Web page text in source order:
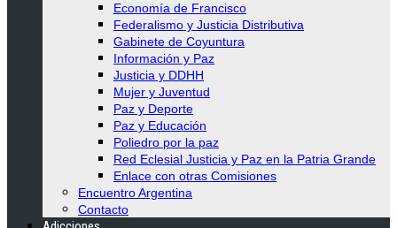
Economía de Francisco
Federalismo y Justicia Distributiva
Gabinete de Coyuntura
Información y Paz
Justicia y DDHH
Mujer y Juventud
Paz y Deporte
Paz y Educación
Poliedro por la paz
Red Eclesial Justicia y Paz en la Patria Grande
Enlace con otras Comisiones
Encuentro Argentina
Contacto